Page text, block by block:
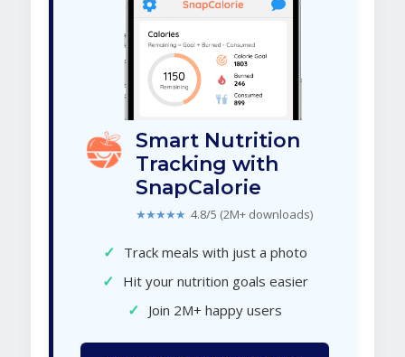
Smart Nutrition
Tracking with
SnapCalorie
★★★★★ 4.8/5 (2M+ downloads)
✓ Track meals with just a photo
✓ Hit your nutrition goals easier
✓ Join 2M+ happy users